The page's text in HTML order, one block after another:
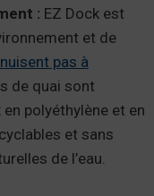
: EZ Dock est
et de
pas à
de quai sont
polyéthylène et en
et sans
de l’eau.